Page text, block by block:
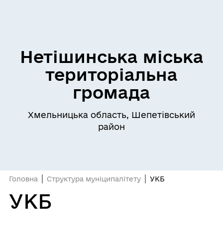
Нетішинська міська
територіальна
громада
Хмельницька область, Шепетівський
район
Головна Структура муніципалітету УКБ
УКБ